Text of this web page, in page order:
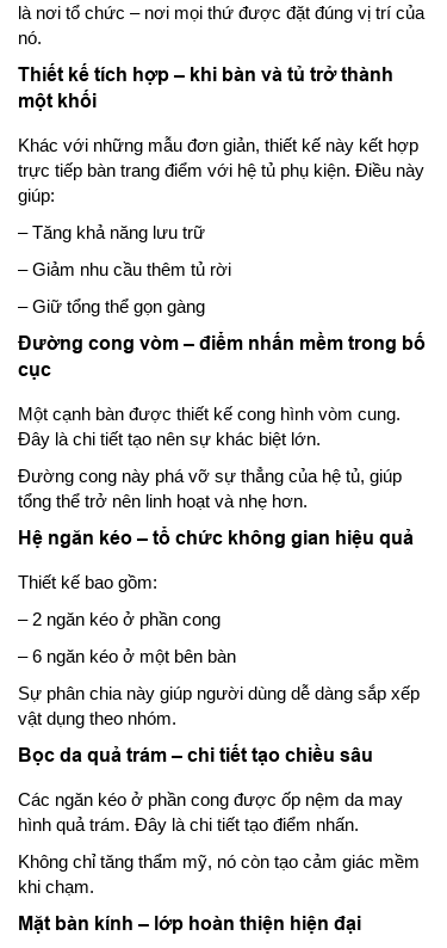
là nơi tổ chức – nơi mọi thứ được đặt đúng vị trí của
nó.
Thiết kế tích hợp – khi bàn và tủ trở thành
một khối
Khác với những mẫu đơn giản, thiết kế này kết hợp
trực tiếp bàn trang điểm với hệ tủ phụ kiện. Điều này
giúp:
– Tăng khả năng lưu trữ
– Giảm nhu cầu thêm tủ rời
– Giữ tổng thể gọn gàng
Đường cong vòm – điểm nhấn mềm trong bố
cục
Một cạnh bàn được thiết kế cong hình vòm cung.
Đây là chi tiết tạo nên sự khác biệt lớn.
Đường cong này phá vỡ sự thẳng của hệ tủ, giúp
tổng thể trở nên linh hoạt và nhẹ hơn.
Hệ ngăn kéo – tổ chức không gian hiệu quả
Thiết kế bao gồm:
– 2 ngăn kéo ở phần cong
– 6 ngăn kéo ở một bên bàn
Sự phân chia này giúp người dùng dễ dàng sắp xếp
vật dụng theo nhóm.
Bọc da quả trám – chi tiết tạo chiều sâu
Các ngăn kéo ở phần cong được ốp nệm da may
hình quả trám. Đây là chi tiết tạo điểm nhấn.
Không chỉ tăng thẩm mỹ, nó còn tạo cảm giác mềm
khi chạm.
Mặt bàn kính – lớp hoàn thiện hiện đại